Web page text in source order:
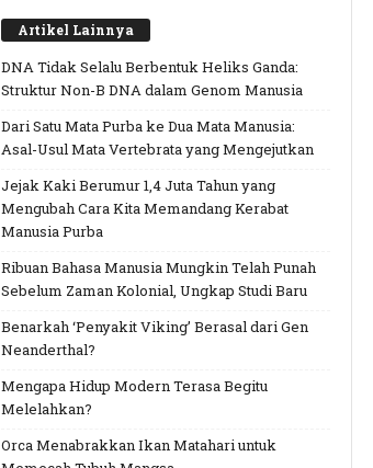
Artikel Lainnya
DNA Tidak Selalu Berbentuk Heliks Ganda:
Struktur Non-B DNA dalam Genom Manusia
Dari Satu Mata Purba ke Dua Mata Manusia:
Asal-Usul Mata Vertebrata yang Mengejutkan
Jejak Kaki Berumur 1,4 Juta Tahun yang
Mengubah Cara Kita Memandang Kerabat
Manusia Purba
Ribuan Bahasa Manusia Mungkin Telah Punah
Sebelum Zaman Kolonial, Ungkap Studi Baru
Benarkah ‘Penyakit Viking’ Berasal dari Gen
Neanderthal?
Mengapa Hidup Modern Terasa Begitu
Melelahkan?
Orca Menabrakkan Ikan Matahari untuk